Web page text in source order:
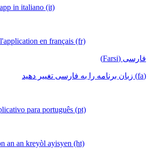
in italiano (it)
en français (fr)
فارسی (Farsi)
(fa) زبان برنامه را به فارسی تغییر دهید
para português (pt)
an an kreyòl ayisyen (ht)